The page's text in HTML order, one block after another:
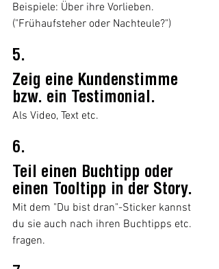
Beispiele: Über ihre Vorlieben.
("Frühaufsteher oder Nachteule?")
5.
Zeig eine Kundenstimme
bzw. ein Testimonial.
Als Video, Text etc.
6.
Teil einen Buchtipp oder
einen Tooltipp in der Story.
Mit dem "Du bist dran"-Sticker kannst
du sie auch nach ihren Buchtipps etc.
fragen.